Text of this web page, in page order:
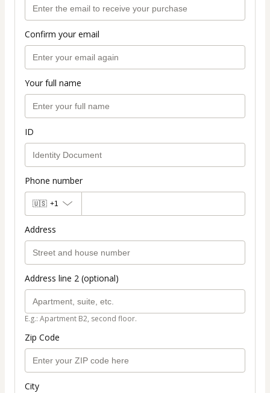
Confirm your email
Your full name
ID
Phone number
🇺🇸 +1
Address
Address line 2 (optional)
E.g.: Apartment B2, second floor.
Zip Code
City